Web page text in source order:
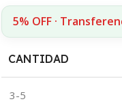
5% OFF ·
CANTIDAD
3-5